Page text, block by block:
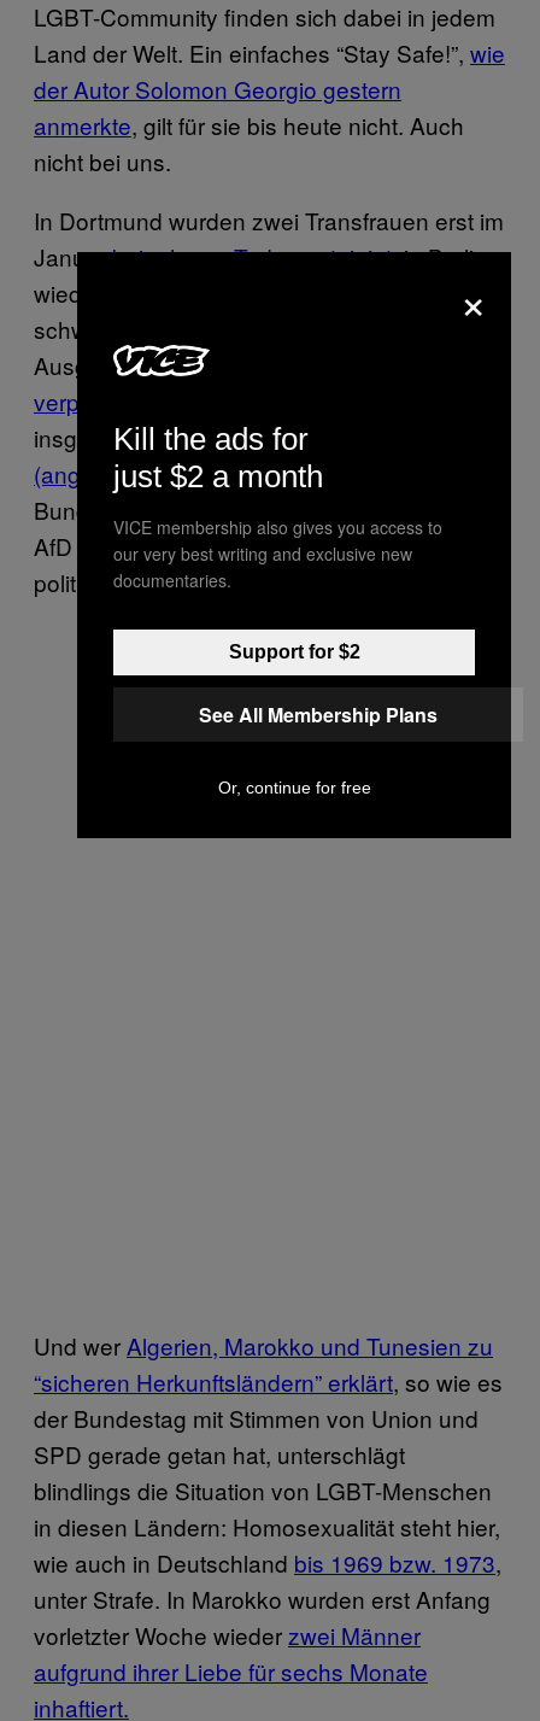
LGBT-Community finden sich dabei in jedem
Land der Welt. Ein einfaches “Stay Safe!”, wie
der Autor Solomon Georgio gestern
anmerkte, gilt für sie bis heute nicht. Auch
nicht bei uns.
In Dortmund wurden zwei Transfrauen erst im
Januarbeinahe zu Tode gesteinigt, in Berlin
wiederum wurde im selben Monat ein
schwules Paar nahe des queeren
Ausgehhotspots Kottbusser Tor
verprügelt.
insgesamt eine steigende Anzahl
(angezeigter) homophober Straftaten
Bundesweit gibt es darüber hinaus mit der
AfD eine vitale dezidiert homo-feindliche
politische Bewegung.
Und wer Algerien, Marokko und Tunesien zu
“sicheren Herkunftsländern” erklärt, so wie es
der Bundestag mit Stimmen von Union und
SPD gerade getan hat, unterschlägt
blindlings die Situation von LGBT-Menschen
in diesen Ländern: Homosexualität steht hier,
wie auch in Deutschland bis 1969 bzw. 1973,
unter Strafe. In Marokko wurden erst Anfang
vorletzter Woche wiederzwei Männer
aufgrund ihrer Liebe für sechs Monate
inhaftiert.
×
Kill the ads for
just $2 a month
VICE membership also gives you access to
our very best writing and exclusive new
documentaries.
Support for $2
See All Membership Plans
Or, continue for free